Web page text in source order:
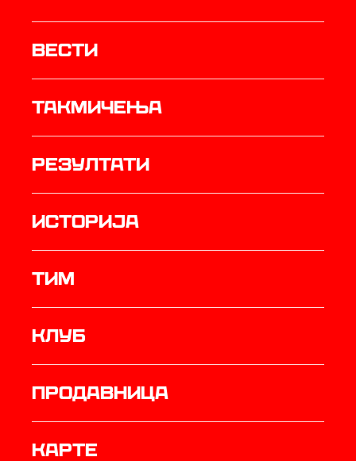
Вести
Такмичења
резултати
историја
ТИМ
Клуб
продавница
Карте